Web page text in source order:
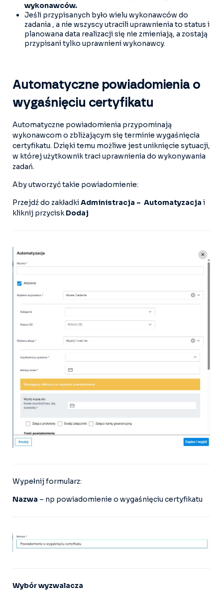
wykonawców.
Jeśli przypisanych było wielu wykonawców do
zadania , a nie wszyscy utracili uprawnienia to status i
planowana data realizacji się nie zmieniają, a zostają
przypisani tylko uprawnieni wykonawcy.
Automatyczne powiadomienia o
wygaśnięciu certyfikatu
Automatyczne powiadomienia przypominają
wykonawcom o zbliżającym się terminie wygaśnięcia
certyfikatu. Dzięki temu możliwe jest uniknięcie sytuacji,
w której użytkownik traci uprawnienia do wykonywania
zadań.
Aby utworzyć takie powiadomienie:
Przejdź do zakładkiAdministracja – Automatyzacja i
kliknij przyciskDodaj
Wypełnij formularz:
Nazwa – np powiadomienie o wygaśnięciu certyfikatu
Wybór wyzwalacza